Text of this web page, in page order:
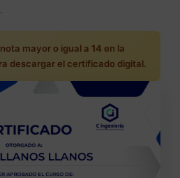
mayor o igual a 14 en la
descargar el certificado digital.